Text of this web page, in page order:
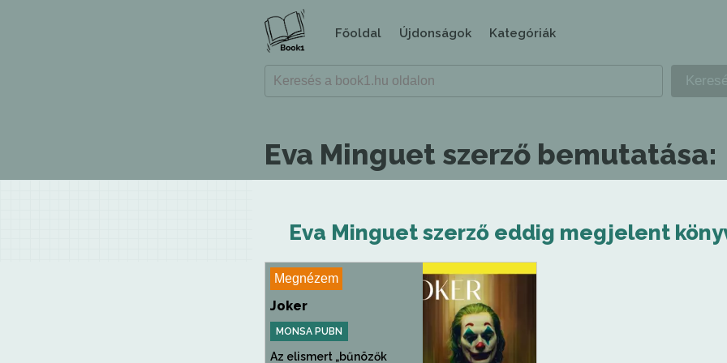
Főoldal Újdonságok Kategóriák
Eva Minguet szerző bemutatása:
Eva Minguet szerző eddig megjelent
Megnézem
Joker
MONSA PUBN
Az elismert „bűnözők